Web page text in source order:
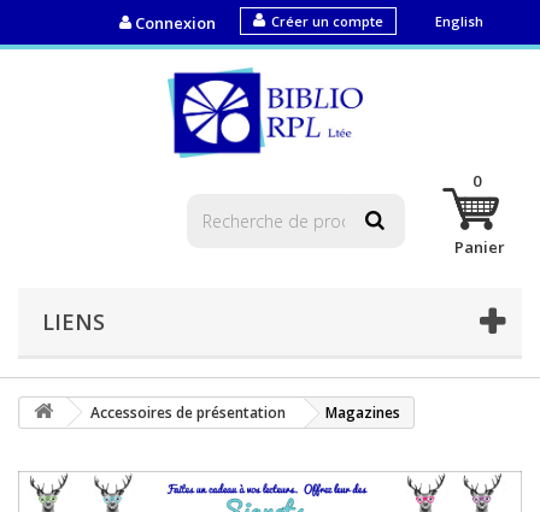
English
Créer un compte
Connexion
0
Panier
LIENS
Accessoires de présentation Magazines